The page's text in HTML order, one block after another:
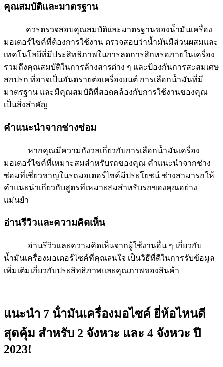
คุณสมบัติและมาตรฐาน
ควรตรวจสอบคุณสมบัติและมาตรฐานของน้ำมันเครื่อง
มอเตอร์ไซค์ที่ต้องการใช้งาน ตรวจสอบว่าน้ำมันมีส่วนผสมและ
เทคโนโลยีที่มีประสิทธิภาพในการลดการสึกหรอภายในเครื่อง
รวมถึงคุณสมบัติในการล้างสารต่าง ๆ และป้องกันการสะสมเศษ
สกปรก ที่อาจเป็นอันตรายต่อเครื่องยนต์ การเลือกน้ำมันที่มี
มาตรฐาน และมีคุณสมบัติที่สอดคล้องกับการใช้งานของคุณ
เป็นสิ่งสำคัญ
คำแนะนำจากช่างซ่อม
หากคุณมีความกังวลเกี่ยวกับการเลือกน้ำมันเครื่อง
มอเตอร์ไซค์ที่เหมาะสมสำหรับรถของคุณ คำแนะนำจากช่าง
ซ่อมที่เชี่ยวชาญในรถมอเตอร์ไซค์มีประโยชน์ ช่างสามารถให้
คำแนะนำเกี่ยวกับสูตรที่เหมาะสมสำหรับรถของคุณอย่าง
แม่นยำ
อ่านรีวิวและความคิดเห็น
อ่านรีวิวและความคิดเห็นจากผู้ใช้งานอื่น ๆ เกี่ยวกับ
น้ำมันเครื่องมอเตอร์ไซค์ที่คุณสนใจ เป็นวิธีที่ดีในการรับข้อมูล
เพิ่มเติมเกี่ยวกับประสิทธิภาพและคุณภาพของสินค้า
แนะนำ 7 น้ํามันเครื่องมอไซค์ ยี่ห้อไหนดี
สุดคุ้ม สำหรับ 2 จังหวะ และ 4 จังหวะ ปี
2023!